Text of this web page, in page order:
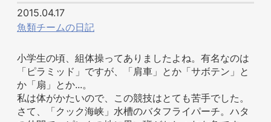
2015.04.17
魚類チームの日記
小学生の頃、組体操ってありましたよね。有名なのは
「ピラミッド」ですが、「肩車」とか「サボテン」と
か「扇」とか...。
私は体がかたいので、この競技はとても苦手でした。
さて、「クック海峡」水槽のバタフライパーチ。ハタ
生きものを知る